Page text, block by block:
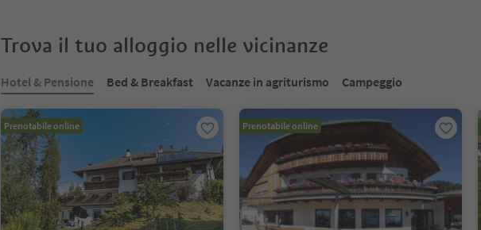
Trova il tuo alloggio nelle vicinanze
Hotel & Pensione Bed & Breakfast Vacanze in agriturismo Campeggio
Prenotabile online Prenotabile online